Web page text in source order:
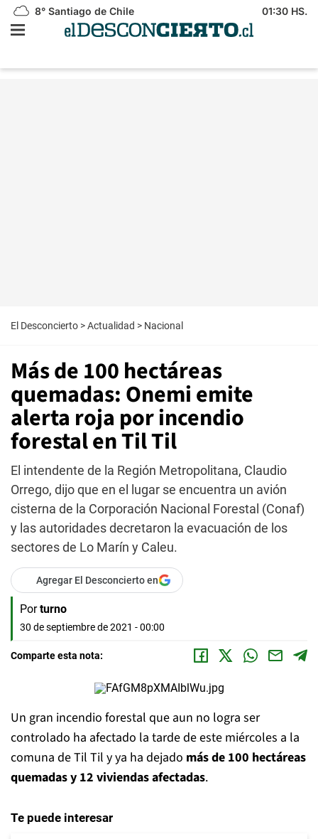
8° Santiago de Chile 01:30 HS.
El Desconcierto >Actualidad > Nacional
Más de 100 hectáreas
quemadas: Onemi emite
alerta roja por incendio
forestal en Til Til
El intendente de la Región Metropolitana, Claudio
Orrego, dijo que en el lugar se encuentra un avión
cisterna de la Corporación Nacional Forestal (Conaf)
y las autoridades decretaron la evacuación de los
sectores de Lo Marín y Caleu.
Agregar El Desconcierto en
Por turno
30 de septiembre de 2021 - 00:00
Comparte esta nota:
Un gran incendio forestal que aun no logra ser
controlado ha afectado la tarde de este miércoles a la
comuna de Til Til y ya ha dejado más de 100 hectáreas
quemadas y 12 viviendas afectadas.
Te puede interesar